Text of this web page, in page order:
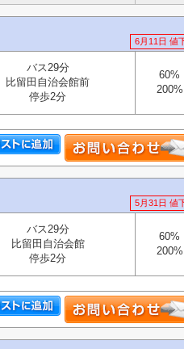
6月11日 値
バス29分
比留田自治会館前
停歩2分
60%
200%
5月31日 値
バス29分
比留田自治会館
停歩2分
60%
200%